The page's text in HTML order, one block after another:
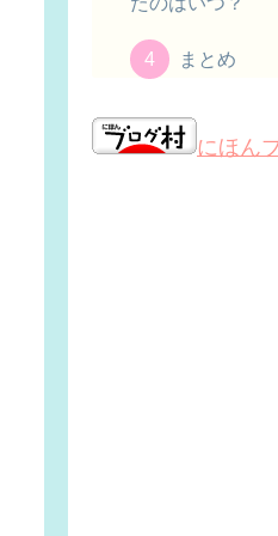
まとめ
にほん